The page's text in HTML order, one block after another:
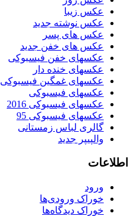
عکس زیبا
عکس نوشته جدید
عکس های پسر
عکس های خفن جدید
عکسهای خفن فیسبوکی
عکسهای خنده دار
عکسهای غمگین فیسبوکی
عکسهای فیسبوکی
عکسهای فیسبوکی 2016
عکسهای فیسبوکی 95
گالری لباس زمستانی
والپیپر جدید
اطلاعات
ورود
خوراک ورودی‌ها
خوراک دیدگاه‌ها